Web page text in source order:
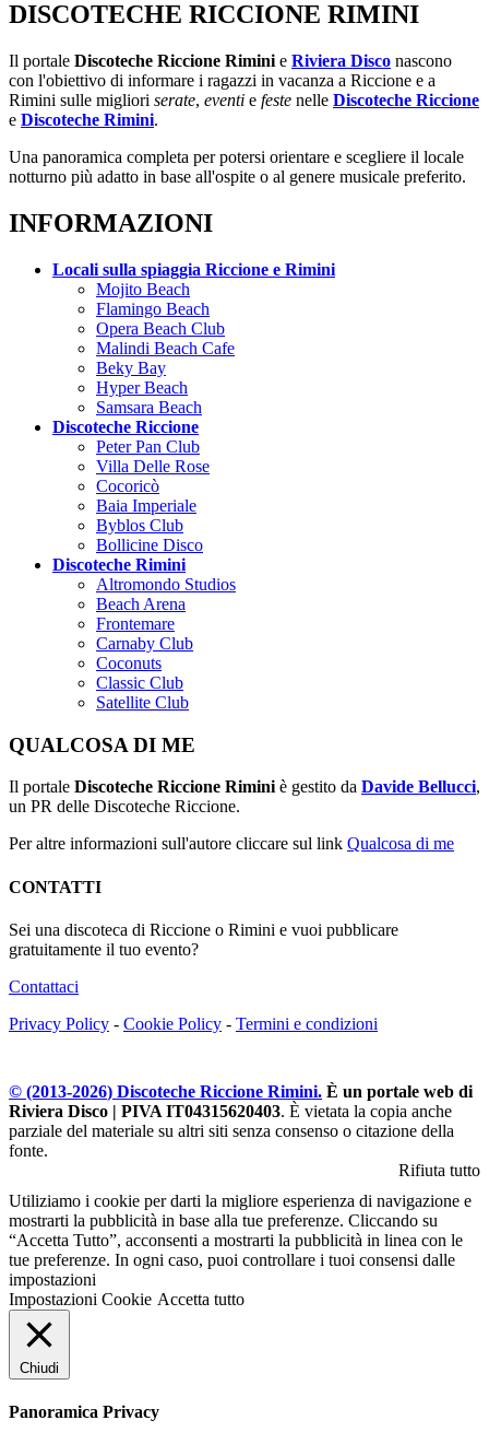
DISCOTECHE RICCIONE RIMINI
Il portale Discoteche Riccione Rimini e Riviera Disco nascono
con l'obiettivo di informare i ragazzi in vacanza a Riccione e a
Rimini sulle migliori serate, eventi e feste nelle Discoteche Riccione
e Discoteche Rimini.
Una panoramica completa per potersi orientare e scegliere il locale
notturno più adatto in base all'ospite o al genere musicale preferito.
INFORMAZIONI
Locali sulla spiaggia Riccione e Rimini
Mojito Beach
Flamingo Beach
Opera Beach Club
Malindi Beach Cafe
Beky Bay
Hyper Beach
Samsara Beach
Discoteche Riccione
Peter Pan Club
Villa Delle Rose
Cocoricò
Baia Imperiale
Byblos Club
Bollicine Disco
Discoteche Rimini
Altromondo Studios
Beach Arena
Frontemare
Carnaby Club
Coconuts
Classic Club
Satellite Club
QUALCOSA DI ME
Il portale Discoteche Riccione Rimini è gestito da Davide Bellucci,
un PR delle Discoteche Riccione.
Per altre informazioni sull'autore cliccare sul link Qualcosa di me
CONTATTI
Sei una discoteca di Riccione o Rimini e vuoi pubblicare
gratuitamente il tuo evento?
Contattaci
Privacy Policy - Cookie Policy - Termini e condizioni
© (2013-2026) Discoteche Riccione Rimini. È un portale web di
Riviera Disco | PIVA IT04315620403. È vietata la copia anche
parziale del materiale su altri siti senza consenso o citazione della
fonte.
Rifiuta tutto
Utiliziamo i cookie per darti la migliore esperienza di navigazione e
mostrarti la pubblicità in base alla tue preferenze. Cliccando su
“Accetta Tutto”, acconsenti a mostrarti la pubblicità in linea con le
tue preferenze. In ogni caso, puoi controllare i tuoi consensi dalle
impostazioni
Impostazioni Cookie Accetta tutto
Chiudi
Panoramica Privacy